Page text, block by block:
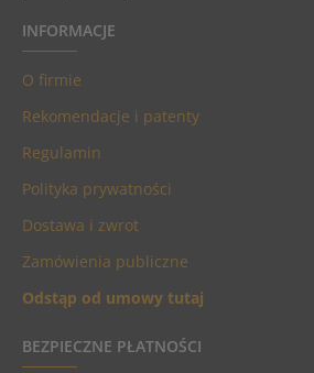
INFORMACJE
O firmie
Rekomendacje i patenty
Regulamin
Polityka prywatności
Dostawa i zwrot
Zamówienia publiczne
Odstąp od umowy tutaj
BEZPIECZNE PŁATNOŚCI